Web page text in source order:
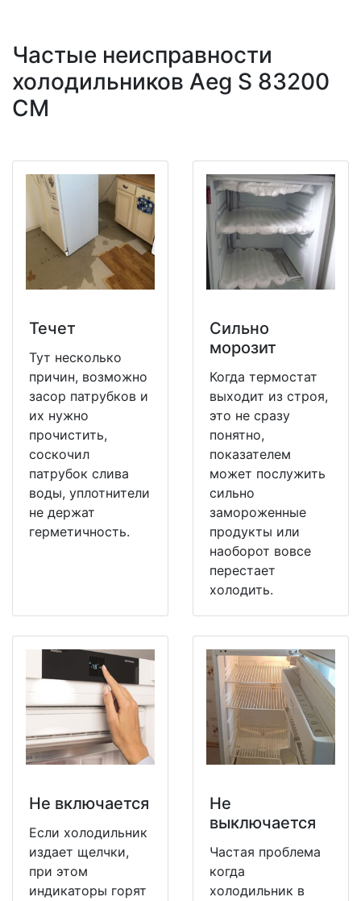
Частые неисправности
холодильников Aeg S 83200
CM
Течет
Тут несколько
причин, возможно
засор патрубков и
их нужно
прочистить,
соскочил
патрубок слива
воды, уплотнители
не держат
герметичность.
Сильно
морозит
Когда термостат
выходит из строя,
это не сразу
понятно,
показателем
может послужить
сильно
замороженные
продукты или
наоборот вовсе
перестает
холодить.
Не включается
Если холодильник
издает щелчки,
при этом
индикаторы горят
Не
выключается
Частая проблема
когда
холодильник в